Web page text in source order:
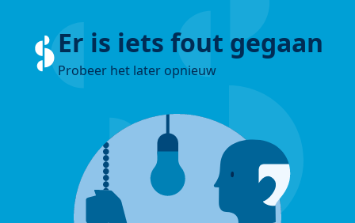
Er is iets fout gegaan
Probeer het later opnieuw